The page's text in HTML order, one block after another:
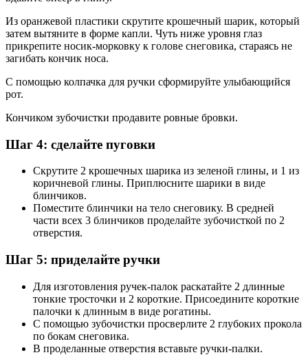
Из оранжевой пластики скрутите крошечный шарик, который
затем вытяните в форме капли. Чуть ниже уровня глаз
прикрепите носик-морковку к голове снеговика, стараясь не
загибать кончик носа.
С помощью колпачка для ручки сформируйте улыбающийся
рот.
Кончиком зубочистки продавите ровные бровки.
Шаг 4: сделайте пуговки
Скрутите 2 крошечных шарика из зеленой глины, и 1 из
коричневой глины. Приплюсните шарики в виде
блинчиков.
Поместите блинчики на тело снеговику. В средней
части всех 3 блинчиков проделайте зубочисткой по 2
отверстия.
Шаг 5: приделайте ручки
Для изготовления ручек-палок раскатайте 2 длинные
тонкие тросточки и 2 короткие. Присоедините короткие
палочки к длинным в виде рогатины.
С помощью зубочистки просверлите 2 глубоких прокола
по бокам снеговика.
В проделанные отверстия вставьте ручки-палки.